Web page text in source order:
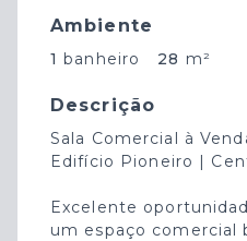
Ambiente
1 banheiro 28 m²
Descrição
Sala Comercial à
Edifício Pioneiro |
Excelente
um espaço comercial